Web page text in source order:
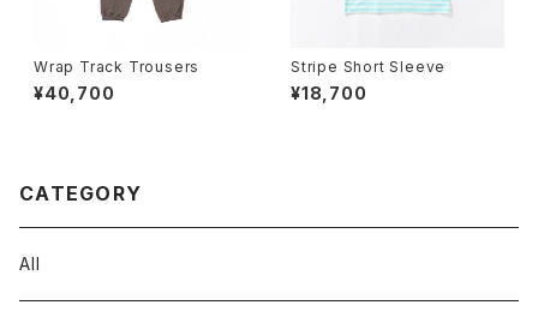
Wrap Track Trousers
¥40,700
Stripe Short Sleeve
¥18,700
CATEGORY
All